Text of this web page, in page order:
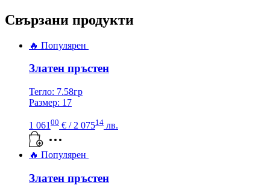
Свързани продукти
🔥 Популярен
Златен пръстен
Тегло: 7.58гр
Размер: 17
1 06100 € / 2 07514 лв.
🔥 Популярен
Златен пръстен